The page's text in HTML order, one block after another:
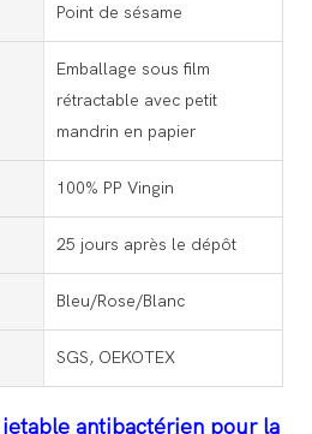
Point de sésame
Emballage sous film
rétractable avec petit
mandrin en papier
100% PP Vingin
25 jours après le dépôt
Bleu/Rose/Blanc
SGS, OEKOTEX
antibactérien pour la